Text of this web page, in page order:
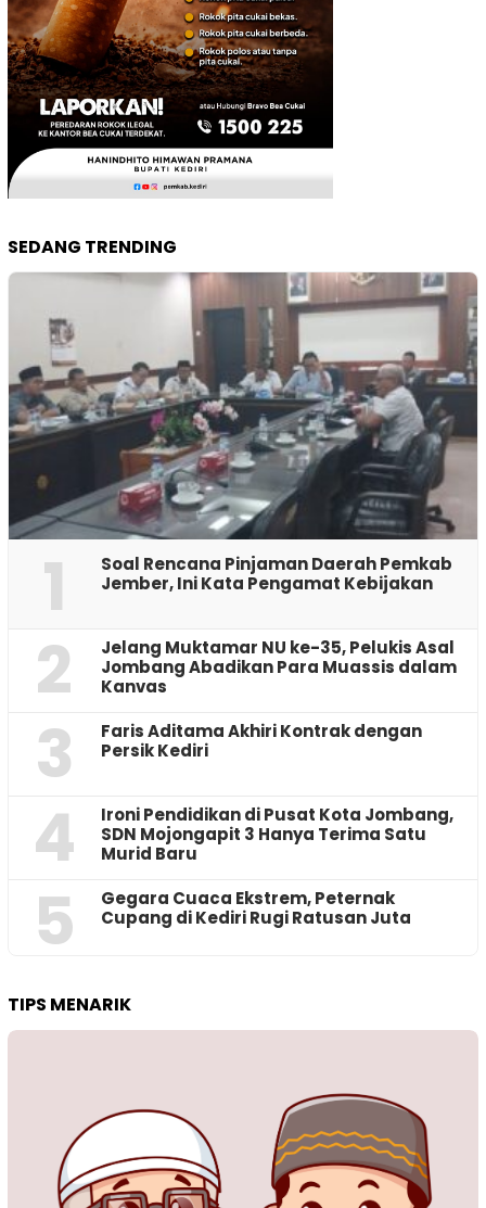
SEDANG TRENDING
1
‎Soal Rencana Pinjaman Daerah Pemkab
Jember, Ini Kata Pengamat Kebijakan ‎
2
Jelang Muktamar NU ke-35, Pelukis Asal
Jombang Abadikan Para Muassis dalam
Kanvas
3
Faris Aditama Akhiri Kontrak dengan
Persik Kediri
4
Ironi Pendidikan di Pusat Kota Jombang,
SDN Mojongapit 3 Hanya Terima Satu
Murid Baru
5
‎Gegara Cuaca Ekstrem, Peternak
Cupang di Kediri Rugi Ratusan Juta
TIPS MENARIK